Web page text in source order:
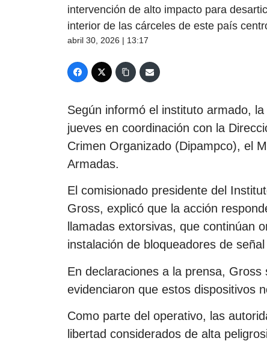
intervención de alto impacto para
interior de las cárceles de este país
abril 30, 2026 | 13:17
Según informó el instituto armado,
jueves en coordinación con la
Crimen Organizado (Dipampco), el
Armadas.
El comisionado presidente del
Gross, explicó que la acción
llamadas extorsivas, que continúan
instalación de bloqueadores de
En declaraciones a la prensa,
evidenciaron que estos dispositivos
Como parte del operativo, las
libertad considerados de alta